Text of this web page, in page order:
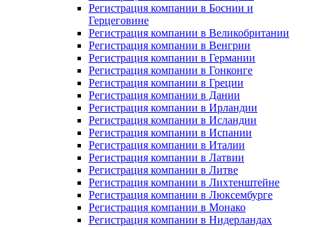
Регистрация компании в Боснии и
Герцеговине
Регистрация компании в Великобритании
Регистрация компании в Венгрии
Регистрация компании в Германии
Регистрация компании в Гонконге
Регистрация компании в Греции
Регистрация компании в Дании
Регистрация компании в Ирландии
Регистрация компании в Исландии
Регистрация компании в Испании
Регистрация компании в Италии
Регистрация компании в Латвии
Регистрация компании в Литве
Регистрация компании в Лихтенштейне
Регистрация компании в Люксембурге
Регистрация компании в Монако
Регистрация компании в Нидерландах